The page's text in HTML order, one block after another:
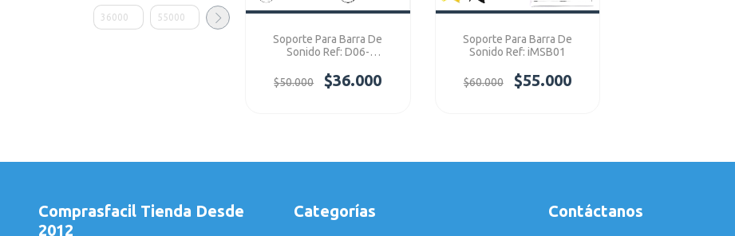
Soporte Para Barra De
Sonido Ref: D06-
$50.000
$36.000
Soporte Para Barra De
Sonido Ref: iMSB01
$60.000 $55.000
Comprasfacil Tienda Desde
2012
Categorías Contáctanos